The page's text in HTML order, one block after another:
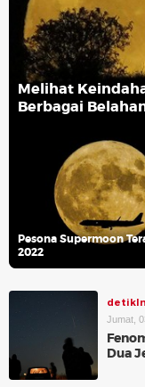
Melihat
Berbagai
Pesona Supermoon
2022
Jumat,
Dua